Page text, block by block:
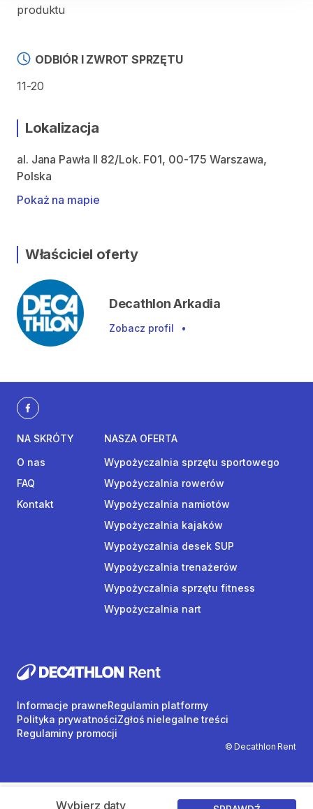
produktu
ODBIÓR I ZWROT SPRZĘTU
11-20
Lokalizacja
al. Jana Pawła II 82/Lok. F01, 00-175 Warszawa,
Polska
Pokaż na mapie
Właściciel oferty
Decathlon Arkadia
Zobacz profil •
Wybierz daty
NA SKRÓTY
O nas
FAQ
Kontakt
NASZA OFERTA
Wypożyczalnia sprzętu sportowego
Wypożyczalnia rowerów
Wypożyczalnia namiotów
Wypożyczalnia kajaków
Wypożyczalnia desek SUP
Wypożyczalnia trenażerów
Wypożyczalnia sprzętu fitness
Wypożyczalnia nart
© Decathlon Rent
Informacje prawneRegulamin platformy
Polityka prywatnościZgłoś nielegalne treści
Regulaminy promocji